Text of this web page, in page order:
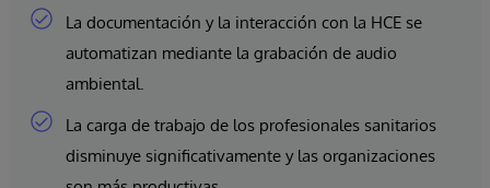
La documentación y la interacción con la HCE se
automatizan mediante la grabación de audio
ambiental.
La carga de trabajo de los profesionales sanitarios
disminuye significativamente y las organizaciones